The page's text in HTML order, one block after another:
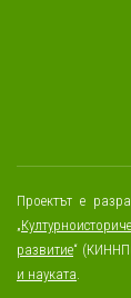
Проектът е
„
развитие“
и науката.